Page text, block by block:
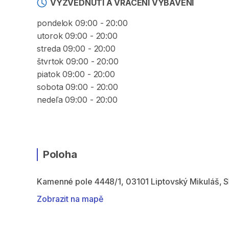
VYZVEDNUTÍ A VRÁCENÍ VYBAVENÍ
pondelok 09:00 - 20:00
utorok 09:00 - 20:00
streda 09:00 - 20:00
štvrtok 09:00 - 20:00
piatok 09:00 - 20:00
sobota 09:00 - 20:00
nedeľa 09:00 - 20:00
Poloha
Kamenné pole 4448/1, 03101 Liptovský Mikuláš,
Zobrazit na mapě